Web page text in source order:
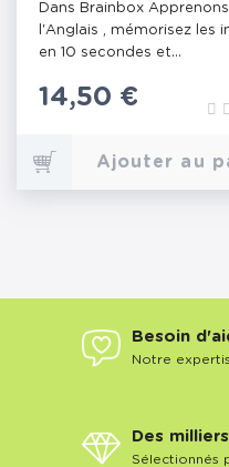
Dans Brainbox Apprenons
l'Anglais , mémorisez les
en 10 secondes et...
Prix
14,50 €
Ajouter au
Besoin
Notre
Des
Sélectionnés